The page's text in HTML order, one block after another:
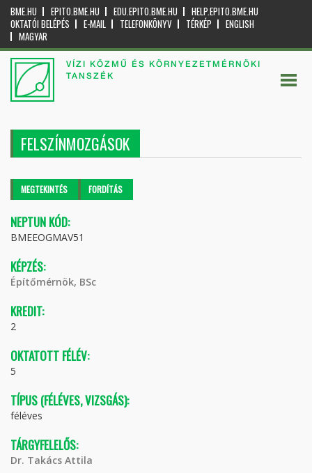
BME.HU EPITO.BME.HU EDU.EPITO.BME.HU
HELP.EPITO.BME.HU
OKTATÓI BELÉPÉS
E-MAIL TELEFONKÖNYV TÉRKÉP
ENGLISH
MAGYAR
VÍZI KÖZMŰ ÉS KÖRNYEZETMÉRNÖKI
TANSZÉK
FELSZÍNMOZGÁSOK
Elsődleges fülek
MEGTEKINTÉS (AKTÍVFORDÍTÁS
NEPTUN KÓD:
BMEEOGMAV51
KÉPZÉS:
Építőmérnök, BSc
KREDIT:
2
OKTATOTT FÉLÉV:
5
TÍPUS (FÉLÉVES, VIZSGÁS):
féléves
TÁRGYFELELŐS:
Dr. Takács Attila